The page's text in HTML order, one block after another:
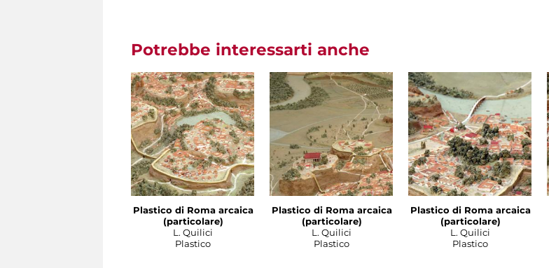
Potrebbe interessarti anche
Plastico di Roma arcaica
(particolare)
L. Quilici
Plastico
Plastico di Roma arcaica
(particolare)
L. Quilici
Plastico
Plastico di Roma arcaica
(particolare)
L. Quilici
Plastico